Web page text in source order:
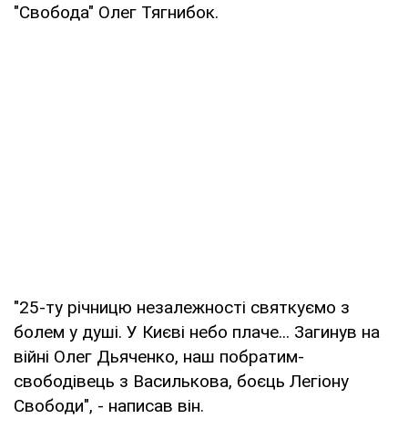
"Свобода" Олег Тягнибок.
"25-ту річницю незалежності святкуємо з
болем у душі. У Києві небо плаче... Загинув на
війні Олег Дьяченко, наш побратим-
свободівець з Василькова, боєць Легіону
Свободи", - написав він.